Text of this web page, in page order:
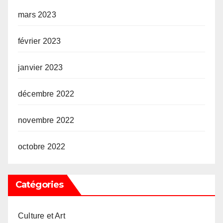
mars 2023
février 2023
janvier 2023
décembre 2022
novembre 2022
octobre 2022
Catégories
Culture et Art